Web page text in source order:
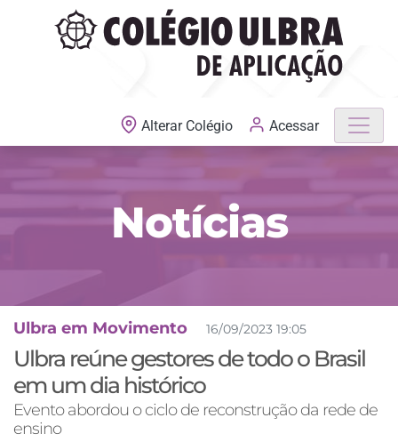
MATRÍCULAS ABERTAS
Alterar Colégio Acessar
Notícias
Ulbra em Movimento 16/09/2023 19:05
Ulbra reúne gestores de todo o Brasil
em um dia histórico
Evento abordou o ciclo de reconstrução da rede de
ensino